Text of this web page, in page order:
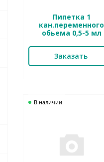
Пипетка 1
кан.переменного
обьема 0,5-5 мл
Заказать
В наличии